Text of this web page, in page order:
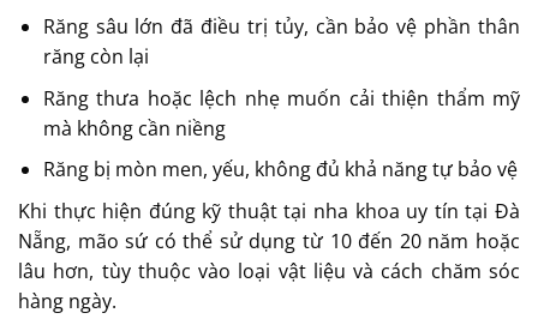
Răng sâu lớn đã điều trị tủy, cần bảo vệ phần thân
răng còn lại
Răng thưa hoặc lệch nhẹ muốn cải thiện thẩm mỹ
mà không cần niềng
Răng bị mòn men, yếu, không đủ khả năng tự bảo vệ
Khi thực hiện đúng kỹ thuật tại nha khoa uy tín tại Đà
Nẵng, mão sứ có thể sử dụng từ 10 đến 20 năm hoặc
lâu hơn, tùy thuộc vào loại vật liệu và cách chăm sóc
hàng ngày.